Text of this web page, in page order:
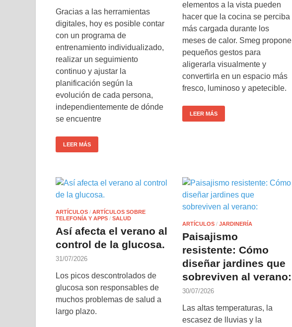
Gracias a las herramientas
digitales, hoy es posible contar
con un programa de
entrenamiento individualizado,
realizar un seguimiento
continuo y ajustar la
planificación según la
evolución de cada persona,
independientemente de dónde
se encuentre
LEER MÁS
elementos a la vista pueden
hacer que la cocina se perciba
más cargada durante los
meses de calor. Smeg propone
pequeños gestos para
aligerarla visualmente y
convertirla en un espacio más
fresco, luminoso y apetecible.
LEER MÁS
ARTÍCULOS / ARTÍCULOS SOBRE
TELEFONÍA Y APPS / SALUD
Así afecta el verano al
control de la glucosa.
31/07/2026
Los picos descontrolados de
glucosa son responsables de
muchos problemas de salud a
largo plazo.
ARTÍCULOS / JARDINERÍA
Paisajismo
resistente: Cómo
diseñar jardines que
sobreviven al verano:
30/07/2026
Las altas temperaturas, la
escasez de lluvias y la